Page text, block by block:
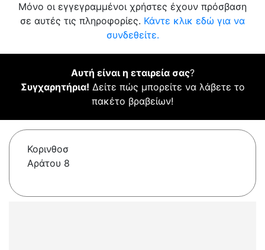
Μόνο οι εγγεγραμμένοι χρήστες έχουν πρόσβαση
σε αυτές τις πληροφορίες. Κάντε κλικ εδώ για να
συνδεθείτε.
Αυτή είναι η εταιρεία σας?
Συγχαρητήρια! Δείτε πώς μπορείτε να λάβετε το
πακέτο βραβείων!
Κορινθοσ
Αράτου 8